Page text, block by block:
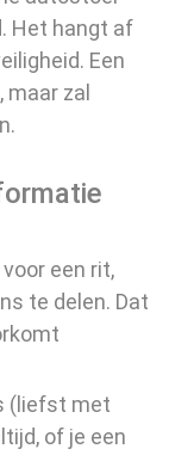
Het hangt af
Een
zal
een rit,
te delen. Dat
(liefst met
of je een